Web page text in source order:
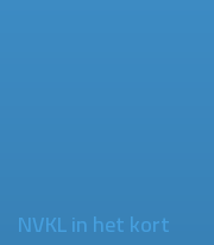
NVKL in het kort